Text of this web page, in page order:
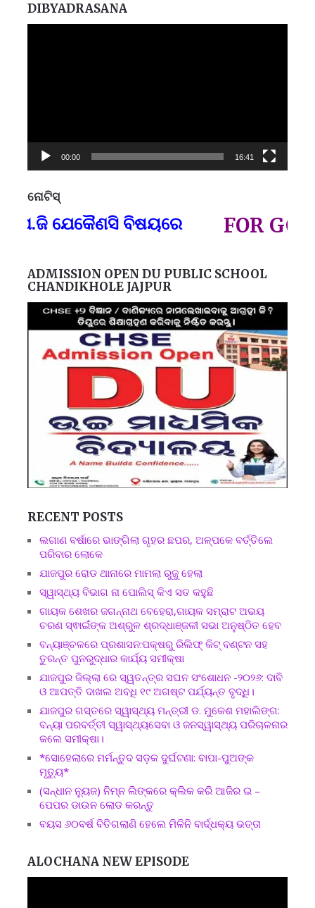
DIBYADRASANA
00:00 16:41
ନୋଟିସ୍
ଯେକୈଣସି ବିଷୟରେ FOR GOVT
ADMISSION OPEN DU PUBLIC SCHOOL
CHANDIKHOLE JAJPUR
RECENT POSTS
ଲଗାଣ ବର୍ଷାରେ ଭାଙ୍ଗିଲା ଗୃହର ଛପର, ଅଳ୍ପକେ ବର୍ତ୍ତିଲେ
ପରିବାର ଲୋକେ
ଯାଜପୁର ରୋଡ ଥାନାରେ ମାମଲା ରୁଜୁ ହେଲା
ସ୍ୱାସ୍ଥ୍ୟ ବିଭାଗ ନା ପୋଲିସ୍ କିଏ ସତ କହୁଛି
ଗାୟକ ଶେଖର ଜଗନ୍ନାଥ ବେହେରା,ଗାୟକ ସମ୍ରାଟ ଅଭୟ
ଚରଣ ସ୍ଵାଇଁଙ୍କ ଅଶ୍ରୁଳ ଶ୍ରଦ୍ଧାଞ୍ଜଳୀ ସଭା ଅନୁଷ୍ଠିତ ହେବ
ବନ୍ୟାଞ୍ଚଳରେ ପ୍ରଶାସନ:ପକ୍ଷରୁ ରିଲିଫ୍ କିଟ୍ ବଣ୍ଟନ ସହ
ତୁରନ୍ତ ପୁନରୁଦ୍ଧାର କାର୍ଯ୍ୟ ସମୀକ୍ଷା
ଯାଜପୁର ଜିଲ୍ଲା ରେ ସ୍ୱତନ୍ତ୍ର ସଘନ ସଂଶୋଧନ -୨୦୨୬: ଦାବି
ଓ ଆପତ୍ତି ଦାଖଲ ଅବଧି ୧୯ ଅଗଷ୍ଟ ପର୍ଯ୍ୟନ୍ତ ବୃଦ୍ଧି।
ଯାଜପୁର ଗସ୍ତରେ ସ୍ୱାସ୍ଥ୍ୟ ମନ୍ତ୍ରୀ ଡ. ମୁକେଶ ମହାଲିଙ୍ଗ:
ବନ୍ୟା ପରବର୍ତ୍ତୀ ସ୍ୱାସ୍ଥ୍ୟସେବା ଓ ଜନସ୍ୱାସ୍ଥ୍ୟ ପରିଚାଳନାର
କଲେ ସମୀକ୍ଷା।
*ସୋହେଲାରେ ମର୍ମନ୍ତୁଦ ସଡ଼କ ଦୁର୍ଘଟଣା: ବାପା-ପୁଅଙ୍କ
ମୃତ୍ୟୁ*
(ସନ୍ଧାନ ନ୍ୟୁଜ) ନିମ୍ନ ଲିଙ୍କରେ କ୍ଲିକ କରି ଆଜିର ଇ –
ପେପର ଡାଉନ ଲୋଡ କରନ୍ତୁ
ବୟସ ୬୦ବର୍ଷ ବିତିଗଲାଣି ହେଲେ ମିଳିନି ବାର୍ଦ୍ଧକ୍ୟ ଭତ୍ତା
ALOCHANA NEW EPISODE